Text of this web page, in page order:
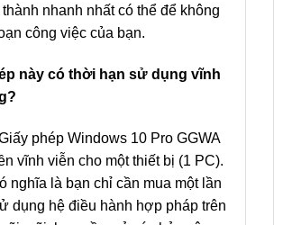
nhanh nhất có thể để không
công việc của bạn.
này có thời hạn sử dụng vĩnh
phép Windows 10 Pro GGWA
vĩnh viễn cho một thiết bị (1 PC).
nghĩa là bạn chỉ cần mua một lần
dụng hệ điều hành hợp pháp trên